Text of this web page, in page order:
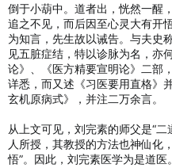
倒于小葫中。道者出，恍然一醒
追之不见，而后因至心灵大有开
为知言，先生故以诫告。与夫史
见五脏症结，特以诊脉为名，亦
论》、《医方精要宣明论》二部
详悉，而又述《习医要用直格》
玄机原病式》，并注二万余言。
从上文可见，刘完素的师父是“
人所授，其教授的方法也神仙化
悟”。因此，刘完素医学为是道医。